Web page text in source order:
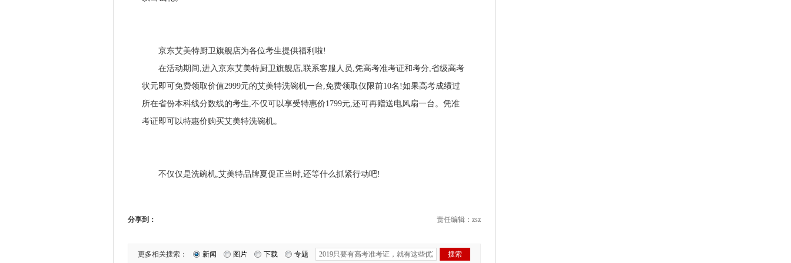
京东艾美特厨卫旗舰店为各位考生提供福利啦!
在活动期间,进入京东艾美特厨卫旗舰店,联系客服人员,凭高考准考证和考分,省级高考
状元即可免费领取价值2999元的艾美特洗碗机一台,免费领取仅限前10名!如果高考成绩过
所在省份本科线分数线的考生,不仅可以享受特惠价1799元,还可再赠送电风扇一台。凭准
考证即可以特惠价购买艾美特洗碗机。
不仅仅是洗碗机,艾美特品牌夏促正当时,还等什么抓紧行动吧!
分享到： 责任编辑：zsz
更多相关搜索： 新闻 图片 下载 专题